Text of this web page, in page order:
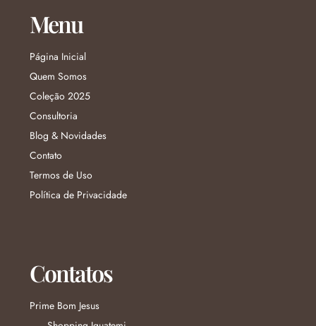
Menu
Página Inicial
Quem Somos
Coleção 2025
Consultoria
Blog & Novidades
Contato
Termos de Uso
Política de Privacidade
Contatos
Prime Bom Jesus